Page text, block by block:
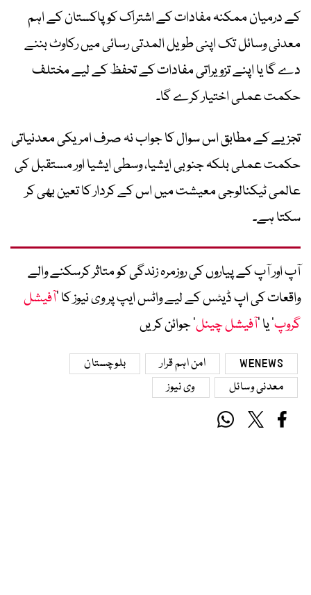
کے درمیان ممکنہ مفادات کے اشتراک کو پاکستان کے اہم
معدنی وسائل تک اپنی طویل المدتی رسائی میں رکاوٹ بننے
دے گا یا اپنے تزویراتی مفادات کے تحفظ کے لیے مختلف
حکمت عملی اختیار کرے گا۔
تجزیے کے مطابق اس سوال کا جواب نہ صرف امریکی معدنیاتی
حکمت عملی بلکہ جنوبی ایشیا، وسطی ایشیا اور مستقبل کی
عالمی ٹیکنالوجی معیشت میں اس کے کردار کا تعین بھی کر
سکتا ہے۔
آپ اور آپ کے پیاروں کی روزمرہ زندگی کو متاثر کرسکنے والے
واقعات کی اپ ڈیٹس کے لیے واٹس ایپ پر وی نیوز کا ’آفیشل
گروپ‘ یا ’آفیشل چینل‘ جوائن کریں
WENEWS امن اہم قرار
بلوچستان
معدنی وسائل
وی نیوز